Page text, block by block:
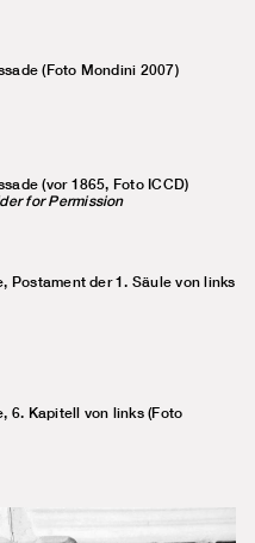
(Foto Mondini 2007)
(vor 1865, Foto ICCD)
for Permission
Postament der 1. Säule von links
6. Kapitell von links (Foto